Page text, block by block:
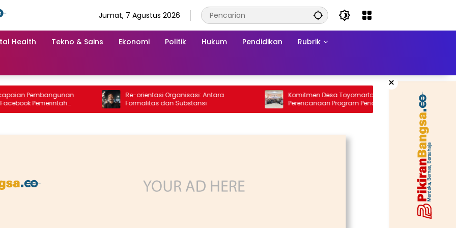
Jumat, 7 Agustus 2026
Health Tekno & Sains Ekonomi Politik Hukum Pendidikan Rubrik
×
Pembangunan
Pemerintah
“Dirujak” Warganet
Re-orientasi Organisasi: Antara
Formalitas dan Substansi
Komitmen Desa Toyomarto dalam
Perencanaan Program Pencegahan
Stunting melalui ‎Rembuk Stunting Desa